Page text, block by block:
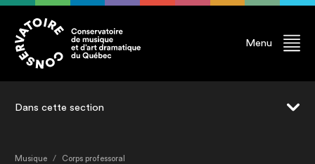
Menu
Dans cette section
Musique Corps professoral